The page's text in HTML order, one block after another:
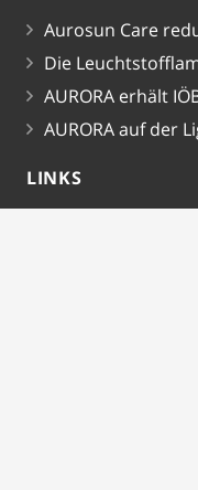
Aurosun Care
Die
AURORA erhält
AURORA auf der
LINKS